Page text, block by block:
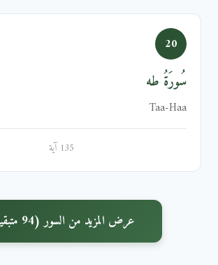
20
سُورَةُ طه
Taa-Haa
135 آية
عرض المزيد من السور (94 متبقية)